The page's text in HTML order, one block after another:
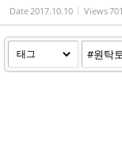
Date2017.10.10 Views